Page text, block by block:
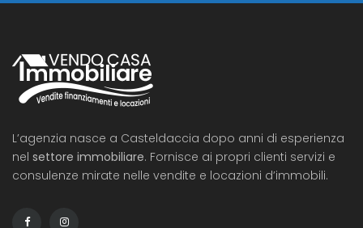
L’agenzia nasce a Casteldaccia dopo anni di esperienza
nel settore immobiliare. Fornisce ai propri clienti servizi e
consulenze mirate nelle vendite e locazioni d’immobili.